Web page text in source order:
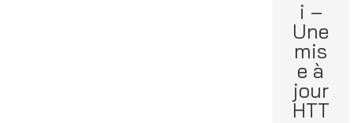
i –
Une
mis
e à
jour
HTT